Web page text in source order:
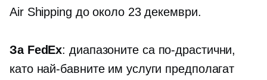
Air Shipping до около 23 декември.
За FedEx: диапазоните са по-драстични,
като най-бавните им услуги предполагат